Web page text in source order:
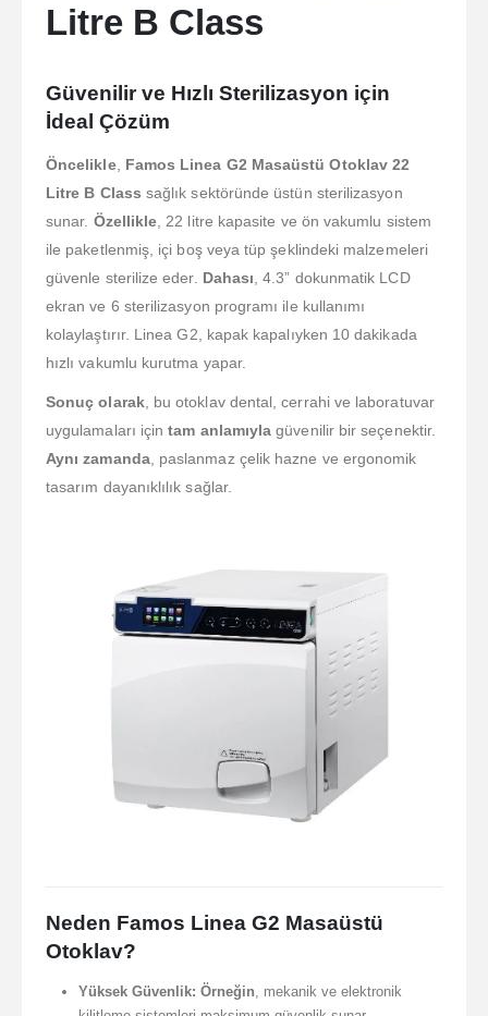
Litre B Class
Güvenilir ve Hızlı Sterilizasyon için
İdeal Çözüm
Öncelikle, Famos Linea G2 Masaüstü Otoklav 22
Litre B Class sağlık sektöründe üstün sterilizasyon
sunar. Özellikle , 22 litre kapasite ve ön vakumlu sistem
ile paketlenmiş, içi boş veya tüp şeklindeki malzemeleri
güvenle sterilize eder. Dahası , 4.3” dokunmatik LCD
ekran ve 6 sterilizasyon programı ile kullanımı
kolaylaştırır. Linea G2, kapak kapalıyken 10 dakikada
hızlı vakumlu kurutma yapar.
Sonuç olarak, bu otoklav dental, cerrahi ve laboratuvar
uygulamaları içintam anlamıyla güvenilir bir seçenektir.
Aynı zamanda, paslanmaz çelik hazne ve ergonomik
tasarım dayanıklılık sağlar.
Neden Famos Linea G2 Masaüstü
Otoklav?
Yüksek Güvenlik: Örneğin , mekanik ve elektronik